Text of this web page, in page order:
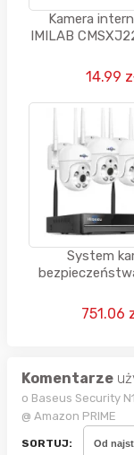
Kamera
IMILAB
14.99
System
10CH wideo HD
24GHz
751.06
Komentarze
o Baseus Security
@ Amazon PRIME
SORTUJ: Od